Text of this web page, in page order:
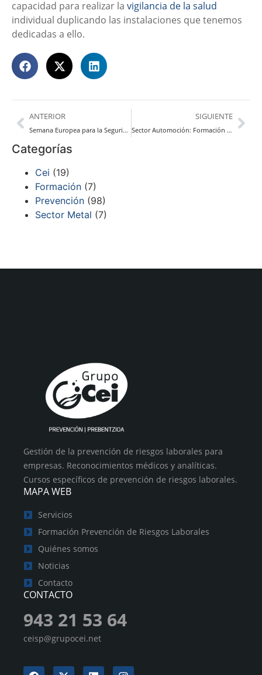
capacidad para realizar la vigilancia de la salud
individual duplicando las instalaciones que tenemos
dedicadas a ello.
ANTERIOR
Semana Europea para la Seguridad y Salud en el Trabajo
SIGUIENTE
Sector Automoción: Formación obligatoria de prevención de riesgos laborales
Categorías
Cei (19)
Formación (7)
Prevención (98)
Sector Metal (7)
Gestión de la prevención de riesgos laborales para
empresas. Reconocimientos médicos y analíticas.
Cursos específicos de prevención de riesgos laborales.
MAPA WEB
Servicios
Formación Prevención de Riesgos Laborales
Quiénes somos
Noticias
Contacto
CONTACTO
943 21 53 64
ceisp@grupocei.net